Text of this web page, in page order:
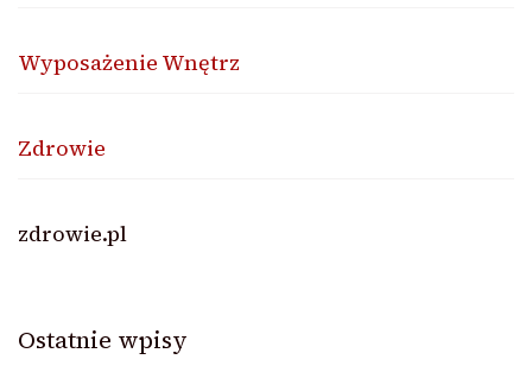
Wyposażenie Wnętrz
Zdrowie
zdrowie.pl
Ostatnie wpisy